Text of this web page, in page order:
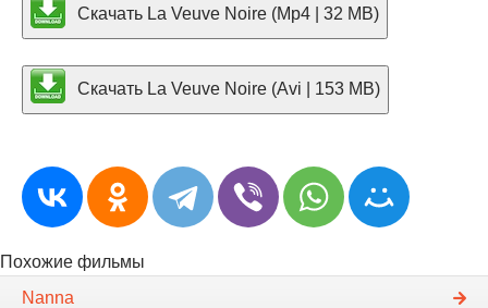
Скачать La Veuve Noire (Mp4 | 32 MB)
Скачать La Veuve Noire (Avi | 153 MB)
Похожие фильмы
Nanna